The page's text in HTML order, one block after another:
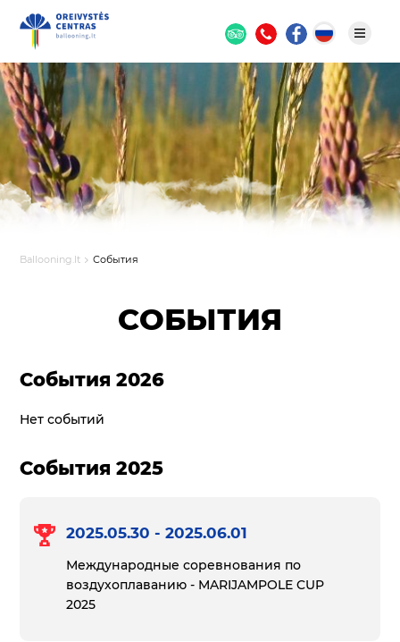
Ballooning.lt События
СОБЫТИЯ
События 2026
Нет событий
События 2025
2025.05.30 - 2025.06.01
Международные соревнования по
воздухоплаванию - MARIJAMPOLE CUP
2025